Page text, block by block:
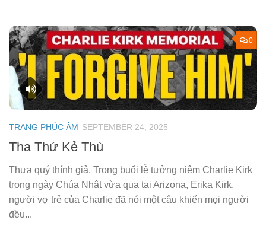
0
TRANG PHÚC ÂM SEPTEMBER 24, 2025
Tha Thứ Kẻ Thù
Thưa quý thính giả, Trong buổi lễ tưởng niệm Charlie Kirk
trong ngày Chúa Nhật vừa qua tại Arizona, Erika Kirk,
người vợ trẻ của Charlie đã nói một câu khiến mọi người
đều...